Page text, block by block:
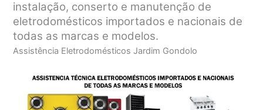
instalação, conserto e manutenção de
eletrodomésticos importados e nacionais de
todas as marcas e modelos.
Assistência Eletrodomésticos Jardim Gondolo